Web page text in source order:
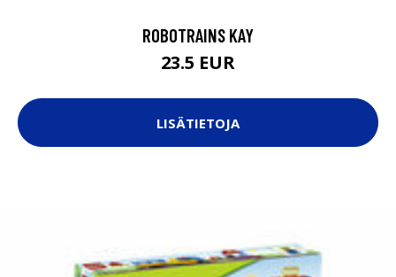
ROBOTRAINS KAY
23.5 EUR
LISÄTIETOJA